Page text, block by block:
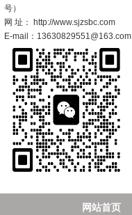
号）
网 址： http://www.sjzsbc.com
E-mail：13630829551@163.com
网站首页